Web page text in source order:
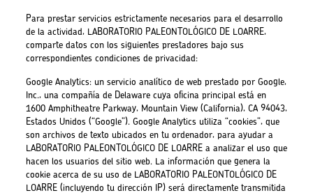
Para prestar servicios estrictamente necesarios para el desarrollo
de la actividad, LABORATORIO PALEONTOLÓGICO DE LOARRE,
comparte datos con los siguientes prestadores bajo sus
correspondientes condiciones de privacidad:
Google Analytics: un servicio analítico de web prestado por Google,
Inc., una compañía de Delaware cuya oficina principal está en
1600 Amphitheatre Parkway, Mountain View (California), CA 94043,
Estados Unidos (“Google”). Google Analytics utiliza “cookies”, que
son archivos de texto ubicados en tu ordenador, para ayudar a
LABORATORIO PALEONTOLÓGICO DE LOARRE a analizar el uso que
hacen los usuarios del sitio web. La información que genera la
cookie acerca de su uso de LABORATORIO PALEONTOLÓGICO DE
LOARRE (incluyendo tu dirección IP) será directamente transmitida